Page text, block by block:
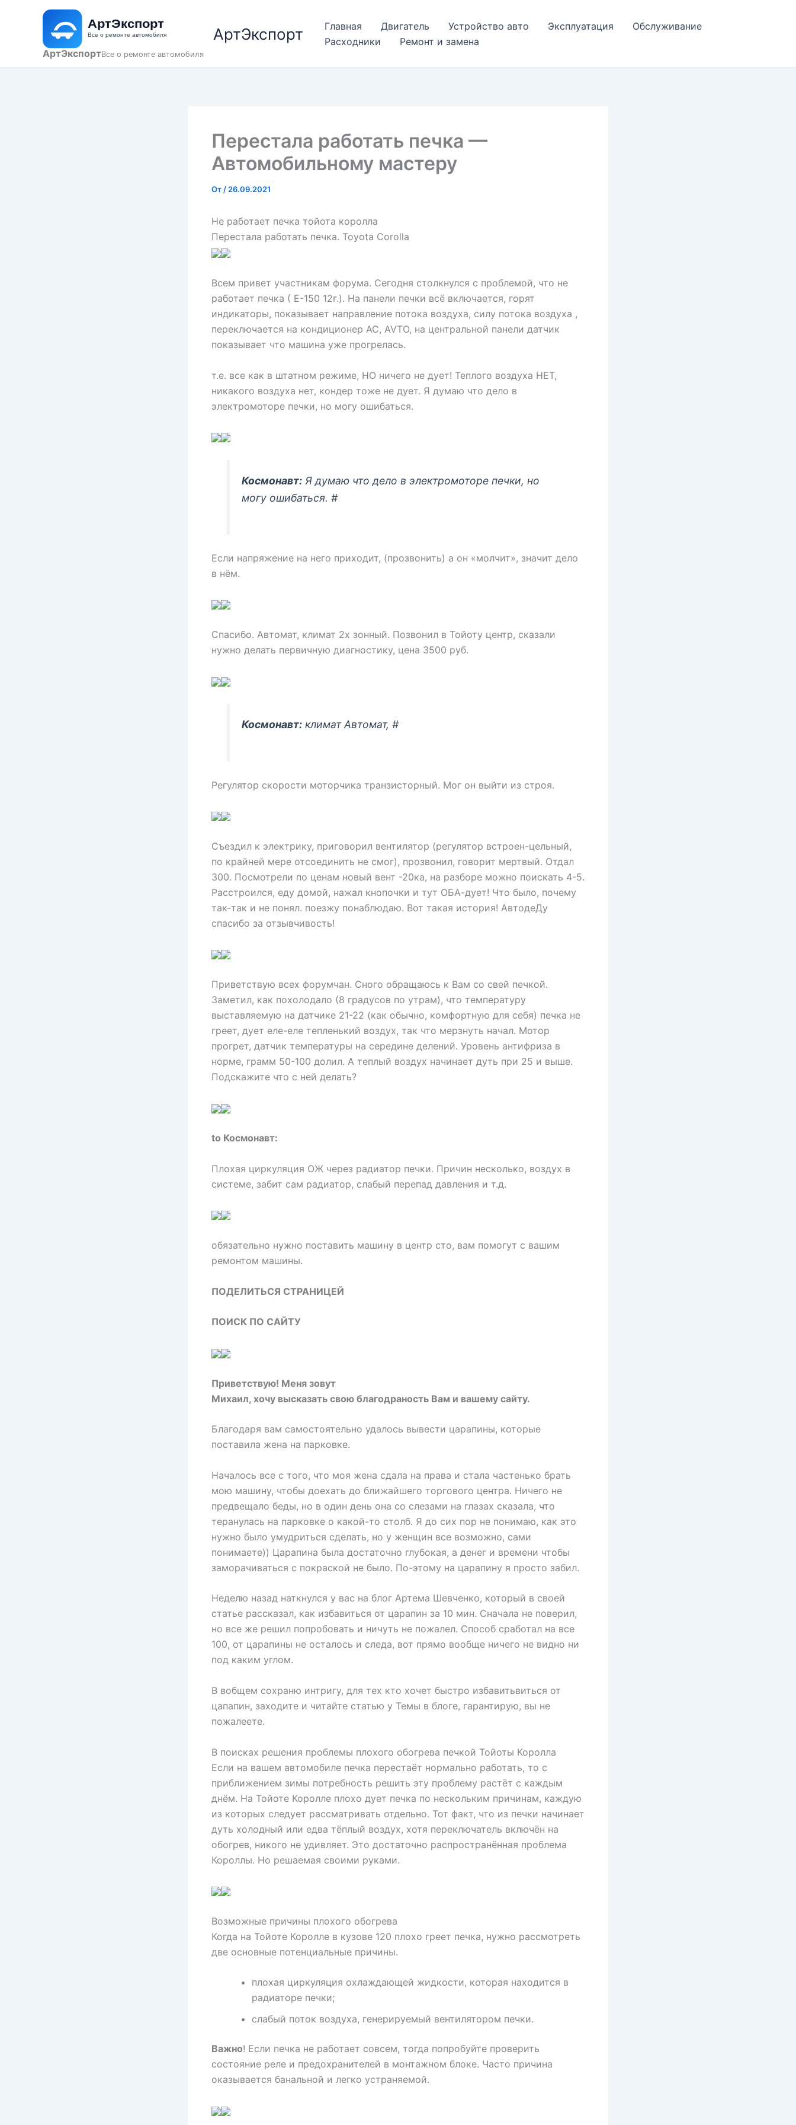
содержимому
АртЭкспортВсе о ремонте автомобиля
АртЭкспорт Главная Двигатель Устройство авто Эксплуатация
Обслуживание
Расходники
Ремонт и замена
Перестала работать печка —
Автомобильному мастеру
От/26.09.2021
Не работает печка тойота королла
Перестала работать печка. Toyota Corolla
Всем привет участникам форума. Сегодня столкнулся с проблемой, что не
работает печка ( Е-150 12г.). На панели печки всё включается, горят
индикаторы, показывает направление потока воздуха, силу потока воздуха ,
переключается на кондиционер АС, AVTO, на центральной панели датчик
показывает что машина уже прогрелась.
т.е. все как в штатном режиме, НО ничего не дует! Теплого воздуха НЕТ,
никакого воздуха нет, кондер тоже не дует. Я думаю что дело в
электромоторе печки, но могу ошибаться.
Космонавт: Я думаю что дело в электромоторе печки, но
могу ошибаться. #
Если напряжение на него приходит, (прозвонить) а он «молчит», значит дело
в нём.
Спасибо. Автомат, климат 2х зонный. Позвонил в Тойоту центр, сказали
нужно делать первичную диагностику, цена 3500 руб.
Космонавт: климат Автомат, #
Регулятор скорости моторчика транзисторный. Мог он выйти из строя.
Съездил к электрику, приговорил вентилятор (регулятор встроен-цельный,
по крайней мере отсоединить не смог), прозвонил, говорит мертвый. Отдал
300. Посмотрели по ценам новый вент -20ка, на разборе можно поискать 4-5.
Расстроился, еду домой, нажал кнопочки и тут ОБА-дует! Что было, почему
так-так и не понял. поезжу понаблюдаю. Вот такая история! АвтодеДу
спасибо за отзывчивость!
Приветствую всех форумчан. Сного обращаюсь к Вам со свей печкой.
Заметил, как похолодало (8 градусов по утрам), что температуру
выставляемую на датчике 21-22 (как обычно, комфортную для себя) печка не
греет, дует еле-еле тепленький воздух, так что мерзнуть начал. Мотор
прогрет, датчик температуры на середине делений. Уровень антифриза в
норме, грамм 50-100 долил. А теплый воздух начинает дуть при 25 и выше.
Подскажите что с ней делать?
to Космонавт:
Плохая циркуляция ОЖ через радиатор печки. Причин несколько, воздух в
системе, забит сам радиатор, слабый перепад давления и т.д.
обязательно нужно поставить машину в центр сто, вам помогут с вашим
ремонтом машины.
ПОДЕЛИТЬСЯ СТРАНИЦЕЙ
ПОИСК ПО САЙТУ
Приветствую! Меня зовут
Михаил, хочу высказать свою благодраность Вам и вашему сайту.
Благодаря вам самостоятельно удалось вывести царапины, которые
поставила жена на парковке.
Началось все с того, что моя жена сдала на права и стала частенько брать
мою машину, чтобы доехать до ближайшего торгового центра. Ничего не
предвещало беды, но в один день она со слезами на глазах сказала, что
теранулась на парковке о какой-то столб. Я до сих пор не понимаю, как это
нужно было умудриться сделать, но у женщин все возможно, сами
понимаете)) Царапина была достаточно глубокая, а денег и времени чтобы
заморачиваться с покраской не было. По-этому на царапину я просто забил.
Неделю назад наткнулся у вас на блог Артема Шевченко, который в своей
статье рассказал, как избавиться от царапин за 10 мин. Сначала не поверил,
но все же решил попробовать и ничуть не пожалел. Способ сработал на все
100, от царапины не осталось и следа, вот прямо вообще ничего не видно ни
под каким углом.
В вобщем сохраню интригу, для тех кто хочет быстро избавитьвиться от
цапапин, заходите и читайте статью у Темы в блоге, гарантирую, вы не
пожалеете.
В поисках решения проблемы плохого обогрева печкой Тойоты Королла
Если на вашем автомобиле печка перестаёт нормально работать, то с
приближением зимы потребность решить эту проблему растёт с каждым
днём. На Тойоте Королле плохо дует печка по нескольким причинам, каждую
из которых следует рассматривать отдельно. Тот факт, что из печки начинает
дуть холодный или едва тёплый воздух, хотя переключатель включён на
обогрев, никого не удивляет. Это достаточно распространённая проблема
Короллы. Но решаемая своими руками.
Возможные причины плохого обогрева
Когда на Тойоте Королле в кузове 120 плохо греет печка, нужно рассмотреть
две основные потенциальные причины.
плохая циркуляция охлаждающей жидкости, которая находится в
радиаторе печки;
слабый поток воздуха, генерируемый вентилятором печки.
Важно! Если печка не работает совсем, тогда попробуйте проверить
состояние реле и предохранителей в монтажном блоке. Часто причина
оказывается банальной и легко устраняемой.